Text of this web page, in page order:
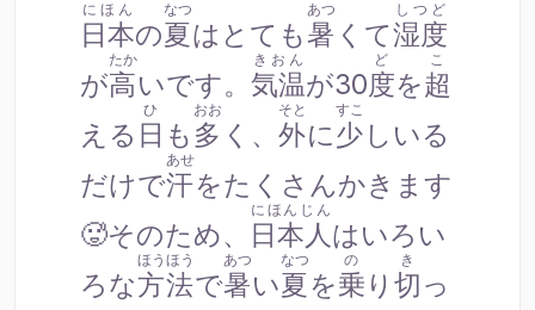
日本
にほん
の夏
なつ
はとても暑
あつ
くて湿度
しつど
が高
たか
いです。 気温
きおん
が30度
ど
を超
こ
える 日
ひ
も 多
おお
く、 外
そと
に少
すこ
しいる
だけで汗
あせ
をたくさんかきます
🥵そのため、
日本人
にほんじん
はいろい
ろな方法
ほうほう
で暑
あつ
い夏
なつ
を乗
の
り 切
き
っ